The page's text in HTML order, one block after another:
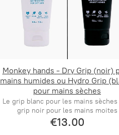
Monkey hands - Dry Grip (noir)
mains humides ou Hydro Grip
pour mains sèches
Le grip blanc pour les mains
grip noir pour les mains moites
€13.00